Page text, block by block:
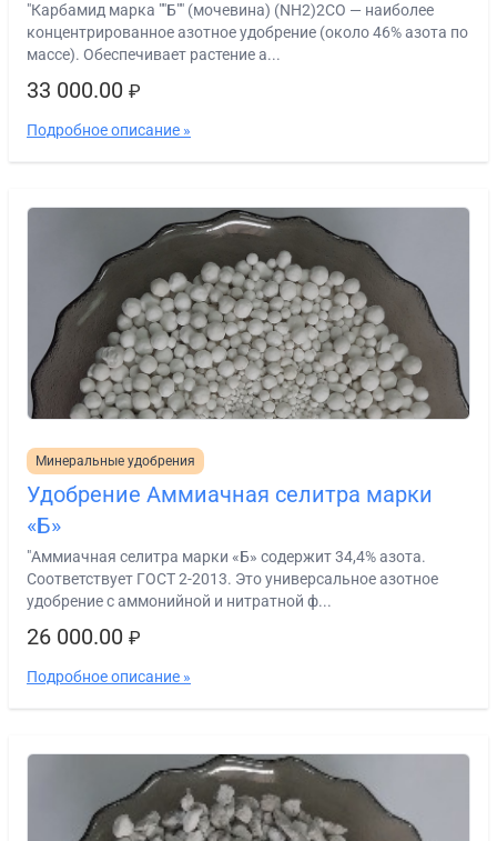
"Карбамид марка ""Б"" (мочевина) (NH2)2CO — наиболее
концентрированное азотное удобрение (около 46% азота по
массе). Обеспечивает растение а...
33 000.00 ₽
Подробное описание »
Минеральные удобрения
Удобрение Аммиачная селитра марки
«Б»
"Аммиачная селитра марки «Б» содержит 34,4% азота.
Соответствует ГОСТ 2-2013. Это универсальное азотное
удобрение с аммонийной и нитратной ф...
26 000.00 ₽
Подробное описание »